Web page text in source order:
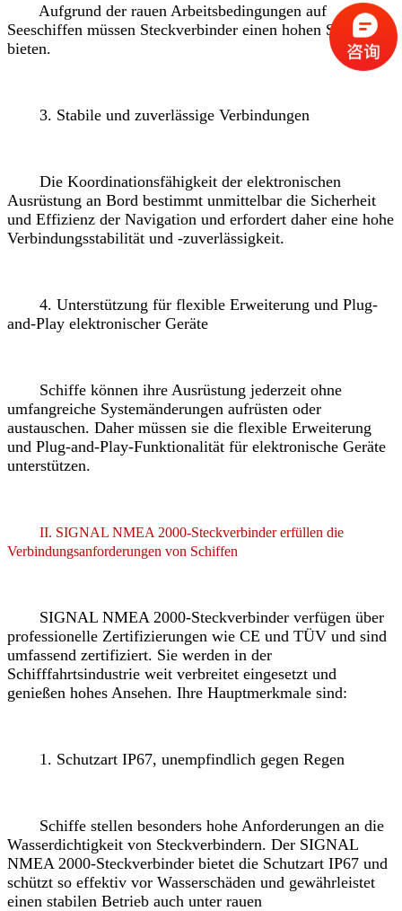
Aufgrund der rauen Arbeitsbedingungen auf
Seeschiffen müssen Steckverbinder einen hohen Schutz
bieten.
3. Stabile und zuverlässige Verbindungen
Die Koordinationsfähigkeit der elektronischen
Ausrüstung an Bord bestimmt unmittelbar die Sicherheit
und Effizienz der Navigation und erfordert daher eine hohe
Verbindungsstabilität und -zuverlässigkeit.
4. Unterstützung für flexible Erweiterung und Plug-
and-Play elektronischer Geräte
Schiffe können ihre Ausrüstung jederzeit ohne
umfangreiche Systemänderungen aufrüsten oder
austauschen. Daher müssen sie die flexible Erweiterung
und Plug-and-Play-Funktionalität für elektronische Geräte
unterstützen.
II. SIGNAL NMEA 2000-Steckverbinder erfüllen die
Verbindungsanforderungen von Schiffen
SIGNAL NMEA 2000-Steckverbinder verfügen über
professionelle Zertifizierungen wie CE und TÜV und sind
umfassend zertifiziert. Sie werden in der
Schifffahrtsindustrie weit verbreitet eingesetzt und
genießen hohes Ansehen. Ihre Hauptmerkmale sind:
1. Schutzart IP67, unempfindlich gegen Regen
Schiffe stellen besonders hohe Anforderungen an die
Wasserdichtigkeit von Steckverbindern. Der SIGNAL
NMEA 2000-Steckverbinder bietet die Schutzart IP67 und
schützt so effektiv vor Wasserschäden und gewährleistet
einen stabilen Betrieb auch unter rauen